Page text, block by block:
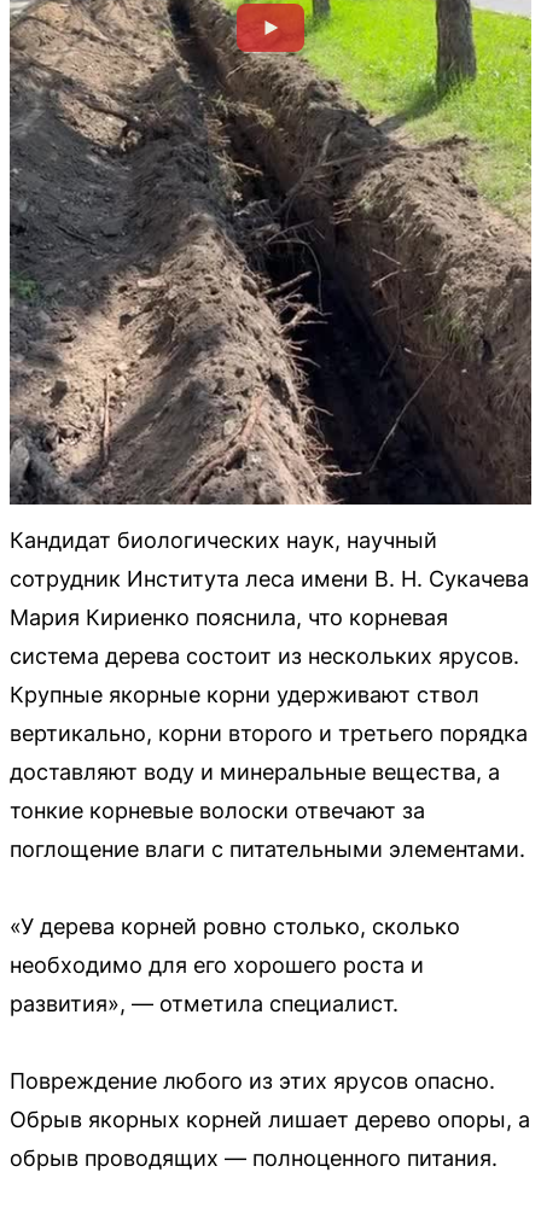
Кандидат биологических наук, научный
сотрудник Института леса имени В. Н. Сукачева
Мария Кириенко пояснила, что корневая
система дерева состоит из нескольких ярусов.
Крупные якорные корни удерживают ствол
вертикально, корни второго и третьего порядка
доставляют воду и минеральные вещества, а
тонкие корневые волоски отвечают за
поглощение влаги с питательными элементами.
«У дерева корней ровно столько, сколько
необходимо для его хорошего роста и
развития», — отметила специалист.
Повреждение любого из этих ярусов опасно.
Обрыв якорных корней лишает дерево опоры, а
обрыв проводящих — полноценного питания.